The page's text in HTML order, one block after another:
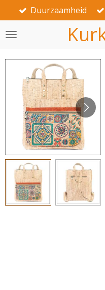
direct
naar
hoofdinhoud
Duurzaamheid